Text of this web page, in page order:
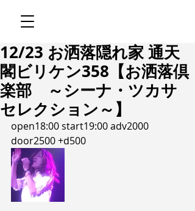
12/23 お洒落隠れ家 通天
閣ビリケン358【お洒落倶
楽部 ～シーナ・ツカサ
セレクション～】
open18:00 start19:00 adv2000
door2500 +d500